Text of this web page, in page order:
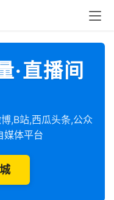
·直播间
,B站,西瓜头条,公众
媒体平台